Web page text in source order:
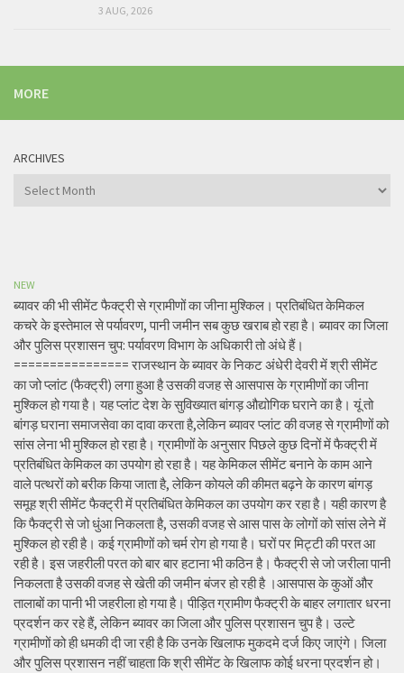
3 AUG, 2026
MORE
ARCHIVES
Archives
NEW
ब्यावर की भी सीमेंट फैक्ट्री से ग्रामीणों का जीना मुश्किल। प्रतिबंधित केमिकल
कचरे के इस्तेमाल से पर्यावरण, पानी जमीन सब कुछ खराब हो रहा है। ब्यावर का जिला
और पुलिस प्रशासन चुप: पर्यावरण विभाग के अधिकारी तो अंधे हैं।
================ राजस्थान के ब्यावर के निकट अंधेरी देवरी में श्री सीमेंट
का जो प्लांट (फैक्ट्री) लगा हुआ है उसकी वजह से आसपास के ग्रामीणों का जीना
मुश्किल हो गया है। यह प्लांट देश के सुविख्यात बांगड़ औद्योगिक घराने का है। यूं तो
बांगड़ घराना समाजसेवा का दावा करता है,लेकिन ब्यावर प्लांट की वजह से ग्रामीणों को
सांस लेना भी मुश्किल हो रहा है। ग्रामीणों के अनुसार पिछले कुछ दिनों में फैक्ट्री में
प्रतिबंधित केमिकल का उपयोग हो रहा है। यह केमिकल सीमेंट बनाने के काम आने
वाले पत्थरों को बरीक किया जाता है, लेकिन कोयले की कीमत बढ़ने के कारण बांगड़
समूह श्री सीमेंट फैक्ट्री में प्रतिबंधित केमिकल का उपयोग कर रहा है। यही कारण है
कि फैक्ट्री से जो धुंआ निकलता है, उसकी वजह से आस पास के लोगों को सांस लेने में
मुश्किल हो रही है। कई ग्रामीणों को चर्म रोग हो गया है। घरों पर मिट्टी की परत आ
रही है। इस जहरीली परत को बार बार हटाना भी कठिन है। फैक्ट्री से जो जरीला पानी
निकलता है उसकी वजह से खेती की जमीन बंजर हो रही है ।आसपास के कुओं और
तालाबों का पानी भी जहरीला हो गया है। पीड़ित ग्रामीण फैक्ट्री के बाहर लगातार धरना
प्रदर्शन कर रहे हैं, लेकिन ब्यावर का जिला और पुलिस प्रशासन चुप है। उल्टे
ग्रामीणों को ही धमकी दी जा रही है कि उनके खिलाफ मुकदमे दर्ज किए जाएंगे। जिला
और पुलिस प्रशासन नहीं चाहता कि श्री सीमेंट के खिलाफ कोई धरना प्रदर्शन हो।